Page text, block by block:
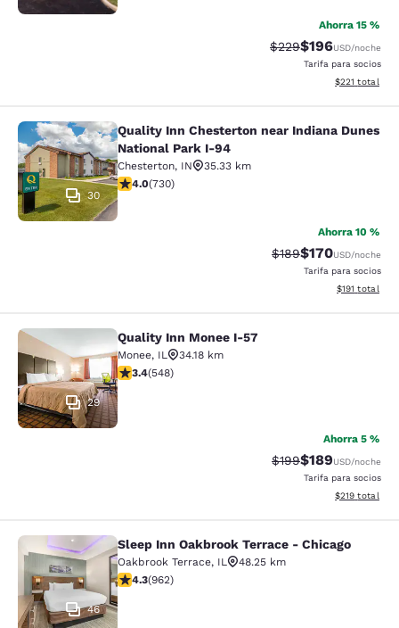
Ahorra 15 %
Tarifa tachada:
$229Tarifa reducida:
$196USD/noche
Tarifa para socios
Ver detalles
$221 total
Quality Inn Chesterton near
30
Quality Inn Chesterton near Indiana Dunes
National Park I-94
Chesterton, IN
35.33 km
Calificación de 4.04 estrellas. Muy bueno. 730 reseñas
4.0(730)
Ahorra 10 %
Tarifa tachada:
$189Tarifa reducida:
$170USD/noche
Tarifa para socios
Ver detalles
$191 total
Quality Inn Monee I-57
29
Quality Inn Monee I-57
Monee, IL
34.18 km
Calificación de 3.43 estrellas. Bueno. 548 reseñas
3.4(548)
Ahorra 5 %
Tarifa tachada:
$199Tarifa reducida:
$189USD/noche
Tarifa para socios
Ver detalles
$219 total
Sleep Inn Oakbrook Terrace -
46
Sleep Inn Oakbrook Terrace - Chicago
Oakbrook Terrace, IL
48.25 km
Calificación de 4.33 estrellas. Excelente. 962 reseñas
4.3(962)